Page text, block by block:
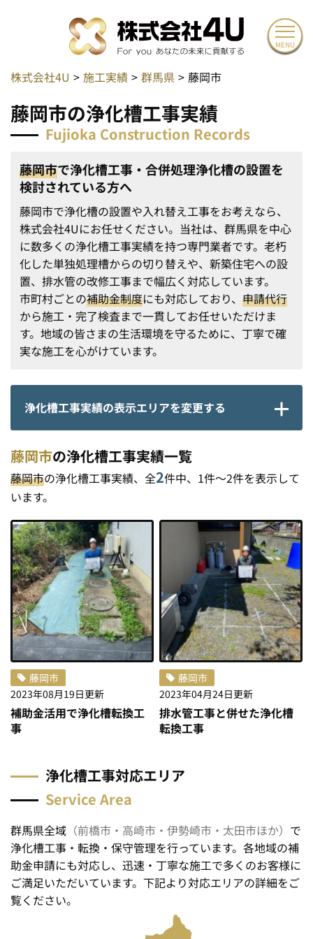
MENU
株式会社4U 施工実績 群馬県 藤岡市
藤岡市の浄化槽工事実績
Fujioka Construction Records
藤岡市で浄化槽工事・合併処理浄化槽の設置を
検討されている方へ
藤岡市で浄化槽の設置や入れ替え工事をお考えなら、
株式会社4Uにお任せください。当社は、群馬県を中心
に数多くの浄化槽工事実績を持つ専門業者です。老朽
化した単独処理槽からの切り替えや、新築住宅への設
置、排水管の改修工事まで幅広く対応しています。
市町村ごとの補助金制度にも対応しており、申請代行
から施工・完了検査まで一貫してお任せいただけま
す。地域の皆さまの生活環境を守るために、丁寧で確
実な施工を心がけています。
浄化槽工事実績の表示エリアを変更する
藤岡市の浄化槽工事実績一覧
藤岡市の浄化槽工事実績、全2件中、1件〜2件を表示して
います。
藤岡市
2023年08月19日更新
補助金活用で浄化槽転換工
事
藤岡市
2023年04月24日更新
排水管工事と併せた浄化槽
転換工事
浄化槽工事対応エリ ア
Service Area
群馬県全域 （前橋市・高崎市・伊勢崎市・太田市ほか） で
浄化槽工事・転換・保守管理を行っています。各地域の補
助金申請にも対応し、迅速・丁寧な施工で多くのお客様に
ご満足いただいています。下記より対応エリアの詳細をご
覧ください。